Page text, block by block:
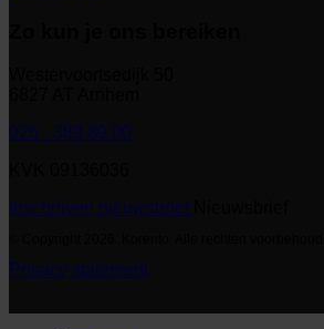
026 - 389 89 00
Inschrijven nieuwsbrief
Privacy statement